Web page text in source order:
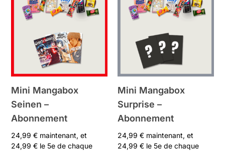
Mini Mangabox
Seinen –
Abonnement
24,99€ maintenant, et
24,99€ le 5e de chaque
Mini Mangabox
Surprise –
Abonnement
24,99 € maintenant, et
24,99 € le 5e de chaque